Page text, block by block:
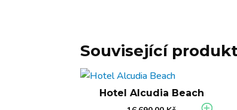
Související
Hotel Alcudia Beach